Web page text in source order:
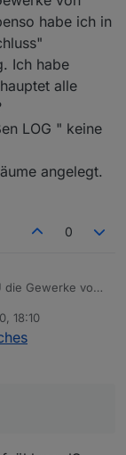
> Funktionen,
auch immer
ist default) und
schon erbeten
habe ich in
Ich habe
alle
LOG " keine
angelegt.
0
die Gewerke von
"Verschluss"
weg. Ich habe
behauptet alle
18:10